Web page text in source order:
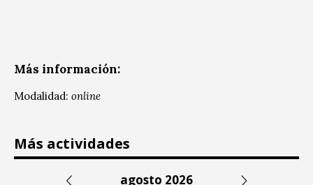
Más información:
Modalidad: online
Más actividades
agosto 2026